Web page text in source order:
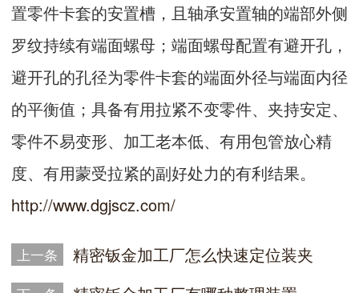
置零件卡套的安置槽，且轴承安置轴的端部外侧
罗纹持续有端面螺母；端面螺母配置有避开孔，
避开孔的孔径为零件卡套的端面外径与端面内径
的平衡值；具备有用拉紧不变零件、夹持安定、
零件不易变形、加工老本低、有用包管放心精
度、有用蒙受拉紧的副好处力的有利结果。
http://www.dgjscz.com/
上一条 精密钣金加工厂怎么快速定位装夹